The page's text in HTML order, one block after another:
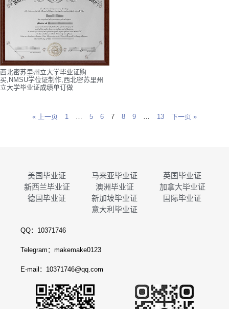
西北密苏里州立大学毕业证购
买,NMSU学位证制作,西北密苏里州
立大学毕业证成绩单订做
« 上一页 1 5 6 7 8 9 13 下一页 »
美国毕业证 马来亚毕业证
英国毕业证
新西兰毕业证
澳洲毕业证
加拿大毕业证
德国毕业证
新加坡毕业证
国际毕业证
意大利毕业证
QQ：10371746
Telegram：makemake0123
E-mail：10371746@qq.com